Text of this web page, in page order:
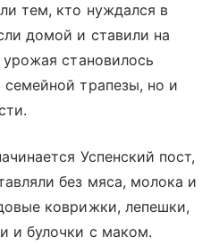
тем, кто нуждался в
домой и ставили на
становилось
трапезы, но и
Успенский пост,
без мяса, молока и
коврижки, лепешки,
и булочки с маком.